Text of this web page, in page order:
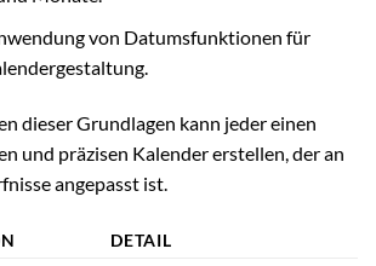
von Datumsfunktionen für
dieser Grundlagen kann jeder einen
und präzisen Kalender erstellen, der an
angepasst ist.
DETAIL